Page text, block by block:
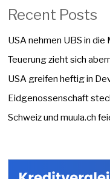
Recent Posts
USA nehmen UBS in die
Teuerung zieht sich
USA greifen heftig in
Eidgenossenschaft
Schweiz und muula.ch